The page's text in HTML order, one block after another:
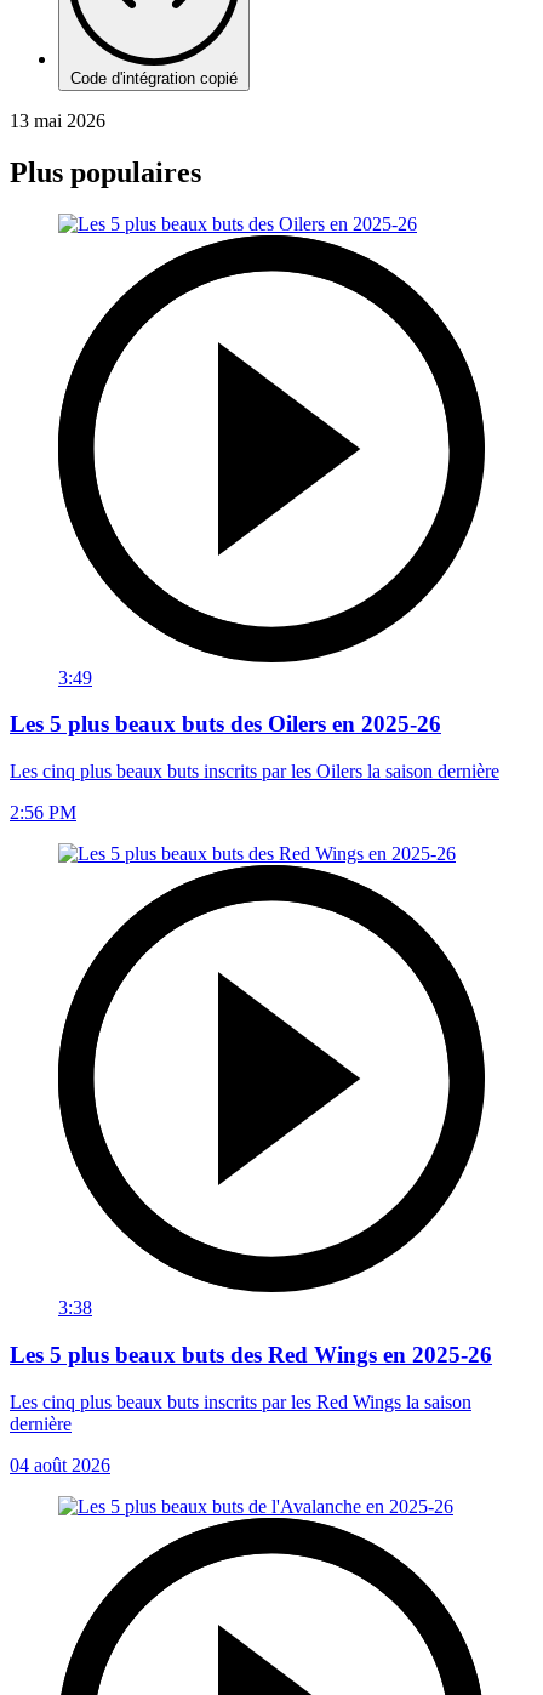
Code d'intégration copié
13 mai 2026
Plus populaires
3:49
Les 5 plus beaux buts des Oilers en 2025-26
Les cinq plus beaux buts inscrits par les Oilers la saison dernière
2:56 PM
3:38
Les 5 plus beaux buts des Red Wings en 2025-26
Les cinq plus beaux buts inscrits par les Red Wings la saison
dernière
04 août 2026